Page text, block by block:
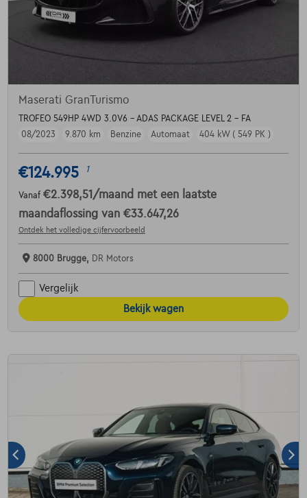
Maserati GranTurismo
TROFEO 549HP 4WD 3.0V6 - ADAS PACKAGE LEVEL 2 - FA
08/2023
9.870 km Benzine Automaat 404 kW ( 549 PK )
€124.995 1
Vanaf €2.398,51 /maand met een laatste
maandaflossing van €33.647,26
Ontdek het volledige cijfervoorbeeld
8000 Brugge, DR Motors
Vergelijk
Bekijk wagen